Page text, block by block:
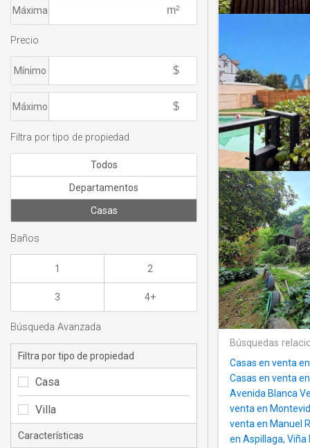
Búsquedas
Casas en venta
Casas en venta
Avenida Blanca
venta en
venta en Manuel
en Aspillaga, Viña
Máxima
Precio
Mínimo
Máximo
Filtra por tipo de propiedad
Todos
Departamentos
Casas
Baños
1 2
3 4+
Búsqueda Avanzada
Filtra por tipo de propiedad
Casa
Villa
Características